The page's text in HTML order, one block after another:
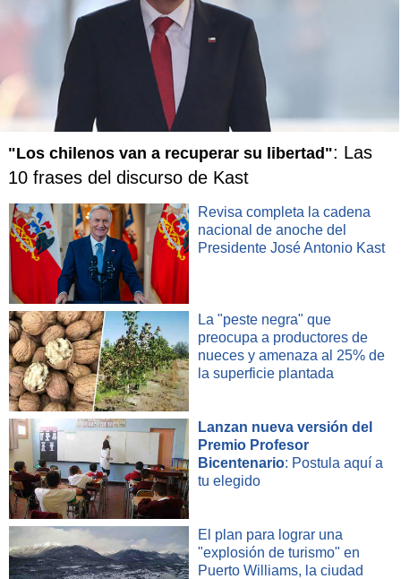
máscara de oxígeno asegurando que
apoyo para cuidar al niño, hicieron todo lo posible para
o", agregando que a pesar de la improvisación, su
"mejoró mucho".
Y luego sumó: "Es un niño muy especial, necesita muchos
cuidados.Y gracias a Dios ya pasó lo peor".
En tanto,
la improvisación de los médicos sacó
aplausos en redes sociales. "Felicitaciones al médico
responsableque supo improvisar"; " Desde que lo salven
no importa el recurso que utilicen, la situación en Río
Grande es grave";"Lo importante fue que salvaron una
vida", señalaron algunos usuarios.
Sin embargo otros reaccionaron con molestia
situación. "A la administración y dueños del hospital
definitivamenteles debe caer una gran multapor poner en
riesgo la salud de las personas"; "Al mismo tiempo que
celebro su genio y creatividad,
me preocupa seriamente
que la unidad ni siquiera tenga una máscara
pequeña criatura", son algunos de los comentarios.
"Los chilenos van a recuperar su libertad": Las
10 frases del discurso de Kast
Revisa completa la cadena
nacional de anoche del
Presidente José Antonio Kast
La "peste negra" que
preocupa a productores de
nueces y amenaza al 25% de
la superficie plantada
Lanzan nueva versión del
Premio Profesor
Bicentenario: Postula aquí a
tu elegido
El plan para lograr una
"explosión de turismo" en
Puerto Williams, la ciudad